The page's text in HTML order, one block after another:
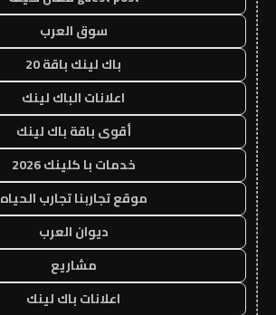
سوق العرب
باك لينك باقة 20
اعلانات الباك لينك
أقوى باقة باك لينك
خدمات با كلينك 2026
موقع تجاربنا تجارب الحياه
ديوان العرب
مشاريع
اعلانات باك لينك